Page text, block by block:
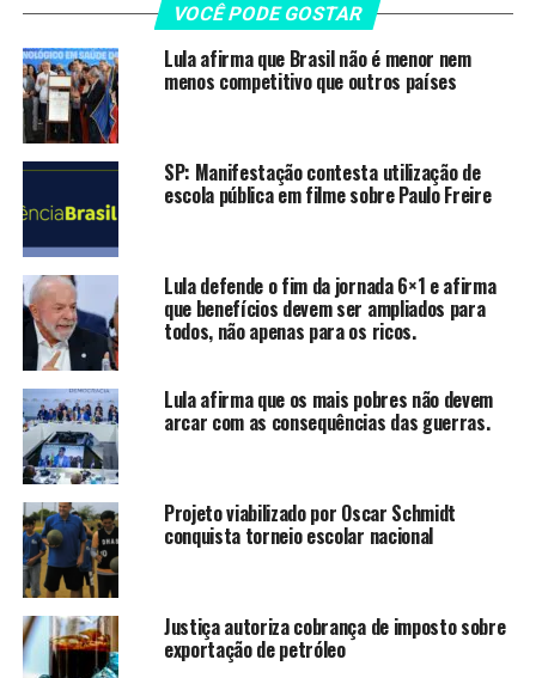
“As falas e depoimentos
que tentam associar o atual
PL a uma eventual
reindustrialização se
mostram desconectados da
realidade e sem
embasamento nos
instrumentos incluídos na
proposta”, afirma parecer
do Inesc divulgado nesta
quinta-feira (7).
a “mão invisível do mercado” vai garantir que o Brasil
desenvolva a indústria de minerais críticos, grupo de
materiais essenciais para a cadeia da tecnologia de
ponta, da defesa militar e da transição energética.
VOCÊ PODE GOSTAR
Lula afirma que Brasil não é menor nem
menos competitivo que outros países
SP: Manifestação contesta utilização de
escola pública em filme sobre Paulo Freire
Lula defende o fim da jornada 6×1 e afirma
que benefícios devem ser ampliados para
todos, não apenas para os ricos.
Lula afirma que os mais pobres não devem
arcar com as consequências das guerras.
Projeto viabilizado por Oscar Schmidt
conquista torneio escolar nacional
Justiça autoriza cobrança de imposto sobre
exportação de petróleo